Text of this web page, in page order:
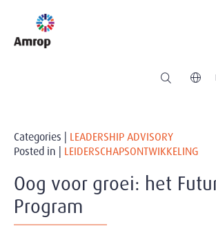
Categories | LEADERSHIP ADVISORY
Posted in | LEIDERSCHAPSONTWIKKELING
Oog voor groei: het
Program